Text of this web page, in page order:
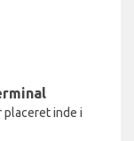
placeret inde i